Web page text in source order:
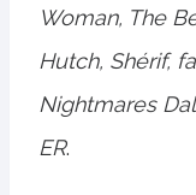
Woman, The
Hutch, Shérif,
Nightmares
ER.